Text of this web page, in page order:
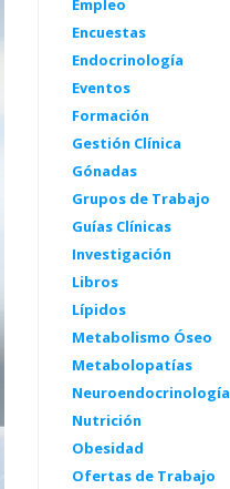
Empleo
Encuestas
Endocrinología
Eventos
Formación
Gestión Clínica
Gónadas
Grupos de Trabajo
Guías Clínicas
Investigación
Libros
Lípidos
Metabolismo Óseo
Metabolopatías
Neuroendocrinología
Nutrición
Obesidad
Ofertas de Trabajo